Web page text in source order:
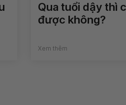
Qua tuổi dậy thì
được không?
Xem thêm